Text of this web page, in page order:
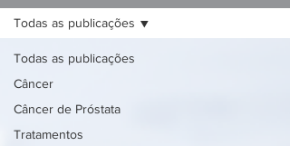
Todas as publicações
Câncer
Câncer de Próstata
Tratamentos
Todas as publicações